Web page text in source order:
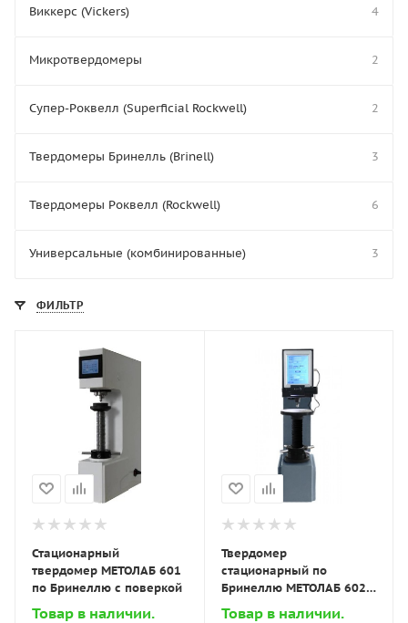
Виккерс (Vickers) 4
Микротвердомеры 2
Супер-Роквелл (Superficial Rockwell) 2
Твердомеры Бринелль (Brinell) 3
Твердомеры Роквелл (Rockwell) 6
Универсальные (комбинированные) 3
ФИЛЬТР
Стационарный
твердомер МЕТОЛАБ 601
по Бринеллю с поверкой
Товар в наличии.
Твердомер
стационарный по
Бринеллю МЕТОЛАБ 602 с
поверкой
Товар в наличии.